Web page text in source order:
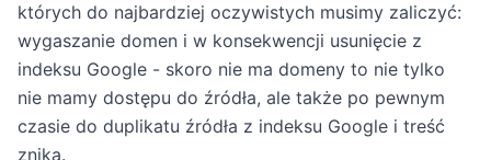
których do najbardziej oczywistych musimy zaliczyć:
wygaszanie domen i w konsekwencji usunięcie z
indeksu Google - skoro nie ma domeny to nie tylko
nie mamy dostępu do źródła, ale także po pewnym
czasie do duplikatu źródła z indeksu Google i treść
znika.